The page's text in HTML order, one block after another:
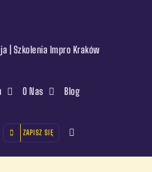
| Szkolenia Impro Kraków
O Nas Blog
ZAPISZ SIĘ